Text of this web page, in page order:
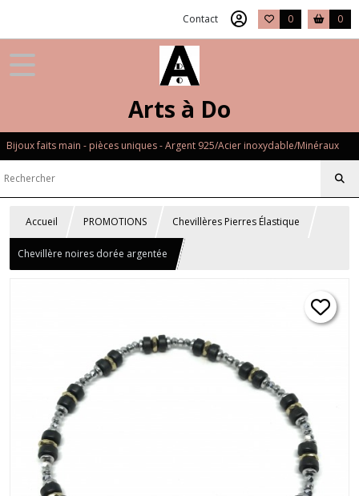
Contact 0 0
Arts à Do
Bijoux faits main - pièces uniques - Argent 925/Acier inoxydable/Minéraux
Accueil PROMOTIONS Chevillères Pierres Élastique
Chevillère noires dorée argentée